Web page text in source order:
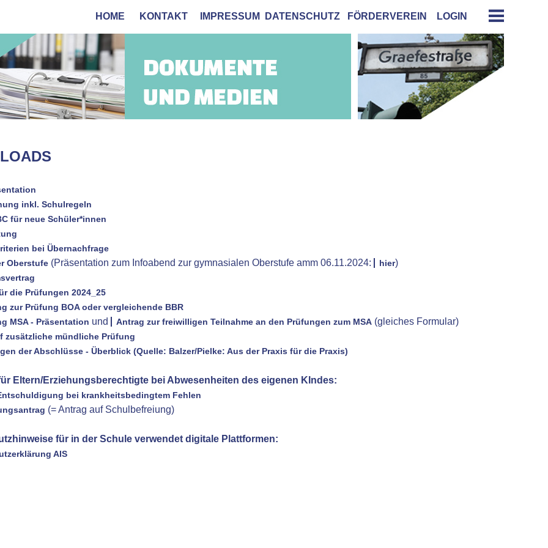
HOME KONTAKT IMPRESSUM DATENSCHUTZ FÖRDERVEREIN LOGIN
inkl. Schulregeln
für neue Schüler*innen
bei Übernachfrage
Oberstufe (Präsentation zum Infoabend zur gymnasialen Oberstufe amm 06.11.2024: hier)
die Prüfungen 2024_25
zur Prüfung BOA oder vergleichende BBR
MSA - Präsentation und Antrag zur freiwilligen Teilnahme an den Prüfungen zum MSA (gleiches Formular)
zusätzliche mündliche Prüfung
der Abschlüsse - Überblick (Quelle: Balzer/Pielke: Aus der Praxis für die Praxis)
Eltern/Erziehungsberechtigte bei Abwesenheiten des eigenen KIndes:
bei krankheitsbedingtem Fehlen
(= Antrag auf Schulbefreiung)
für in der Schule verwendet digitale Plattformen:
AIS